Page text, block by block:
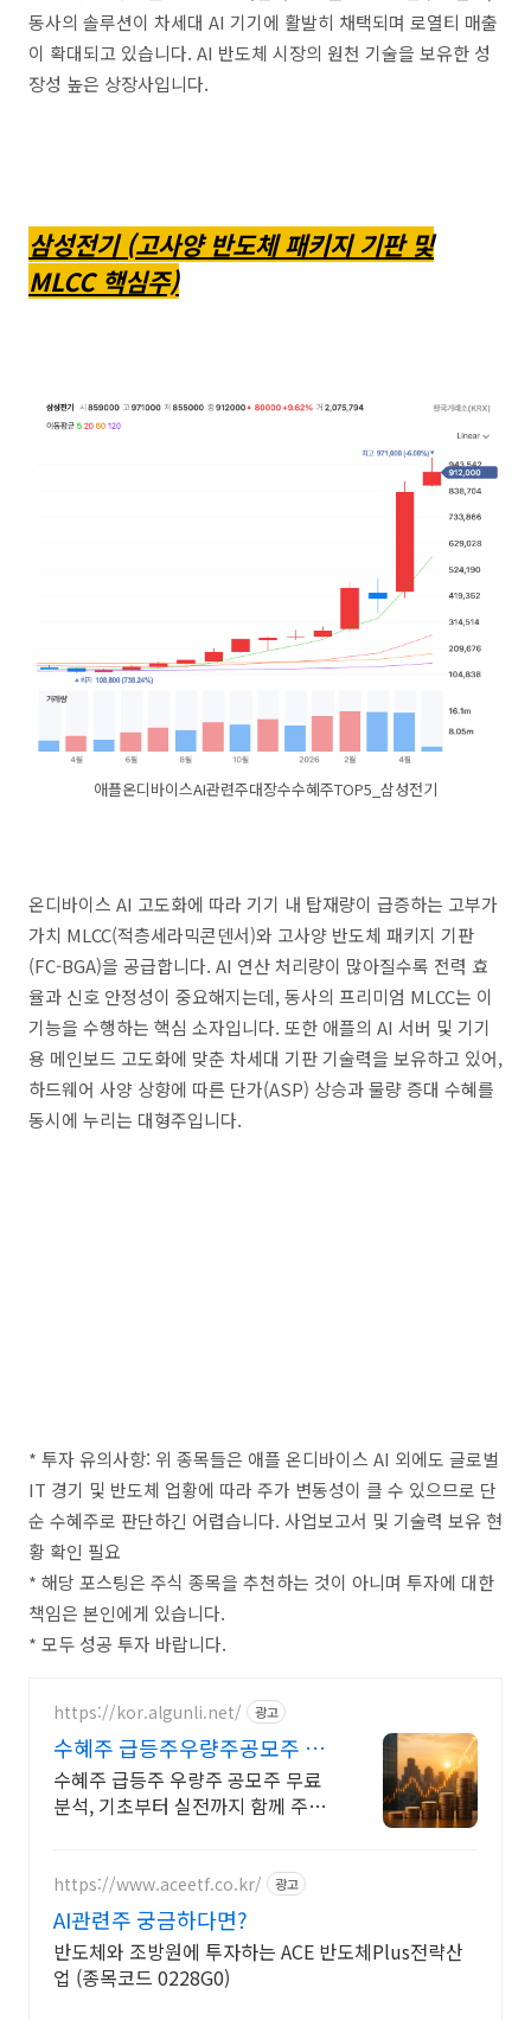
동사의 솔루션이 차세대 AI 기기에 활발히 채택되며 로열티 매출
이 확대되고 있습니다. AI 반도체 시장의 원천 기술을 보유한 성
장성 높은 상장사입니다.
삼성전기 (고사양 반도체 패키지 기판 및
MLCC 핵심주)
애플온디바이스AI관련주대장수수혜주TOP5_삼성전기
온디바이스 AI 고도화에 따라 기기 내 탑재량이 급증하는 고부가
가치 MLCC(적층세라믹콘덴서)와 고사양 반도체 패키지 기판
(FC-BGA)을 공급합니다. AI 연산 처리량이 많아질수록 전력 효
율과 신호 안정성이 중요해지는데, 동사의 프리미엄 MLCC는 이
기능을 수행하는 핵심 소자입니다. 또한 애플의 AI 서버 및 기기
용 메인보드 고도화에 맞춘 차세대 기판 기술력을 보유하고 있어,
하드웨어 사양 상향에 따른 단가(ASP) 상승과 물량 증대 수혜를
동시에 누리는 대형주입니다.
* 투자 유의사항: 위 종목들은 애플 온디바이스 AI 외에도 글로벌
IT 경기 및 반도체 업황에 따라 주가 변동성이 클 수 있으므로 단
순 수혜주로 판단하긴 어렵습니다. 사업보고서 및 기술력 보유 현
황 확인 필요
* 해당 포스팅은 주식 종목을 추천하는 것이 아니며 투자에 대한
책임은 본인에게 있습니다.
* 모두 성공 투자 바랍니다.
https://kor.algunli.net/ 광고
수혜주 급등주우량주공모주 추
지금 안보면 늦어요
수혜주 급등주 우량주 공모주 무료
분석, 기초부터 실전까지 함께 주식
https://www.aceetf.co.kr/ 광고
AI관련주 궁금하다면?
반도체와 조방원에 투자하는 ACE 반도체Plus전략산
업 (종목코드 0228G0)